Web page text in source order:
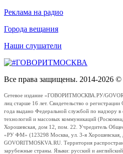
Реклама на радио
Города вещания
Наши слушатели
Все права защищены. 2014-2026 ©
Сетевое издание «ГОВОРИТМОСКВА.РУ/
лиц старше 16 лет. Свидетельство о
года выдано Федеральной службой по надзору
технологий и массовых коммуникаций
Хорошевская, дом 12, пом. 22. Учредитель
«РУ ФМ» (123298 Москва, ул. 3-я Хорошевская,
GOVORITMOSKVA.RU. Территория
зарубежные страны. Языки: русский и